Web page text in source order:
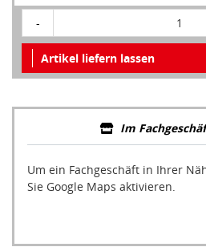
- 1
Artikel liefern lassen
Im
Um ein Fachgeschäft in Ihrer
Sie Google Maps aktivieren.